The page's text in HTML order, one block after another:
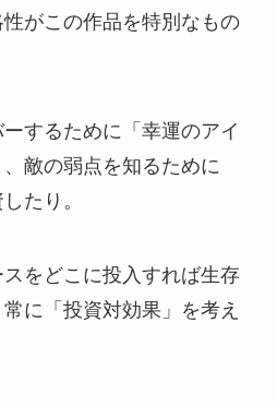
がこの作品を特別なもの
するために「幸運のアイ
敵の弱点を知るために
たり。
をどこに投入すれば生存
に「投資対効果」を考え